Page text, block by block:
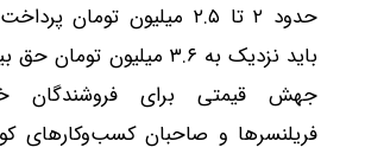
حدود ۲ تا ۲.۵ میلیون تومان
باید نزدیک به ۳.۶ میلیون
جهش قیمتی برای فروشندگان
فریلنسرها و صاحبان کسب‌وکارهای